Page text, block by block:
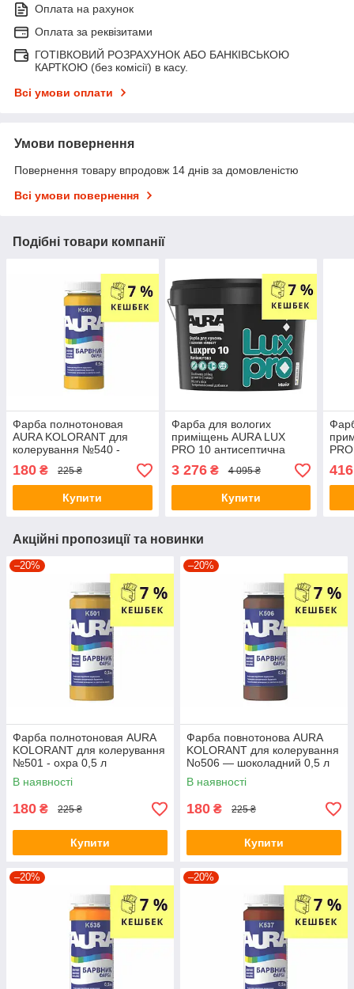
Оплата на рахунок
Оплата за реквізитами
ГОТІВКОВИЙ РОЗРАХУНОК АБО БАНКІВСЬКОЮ
КАРТКОЮ (без комісії) в касу.
Всі умови оплати
Умови повернення
Повернення товару впродовж 14 днів за домовленістю
Всі умови повернення
Подібні товари компанії
Фарба полнотоновая
AURA KOLORANT для
колерування №540 -
золотий 0,5 л
180 ₴ 225 ₴
Купити
Фарба для вологих
приміщень AURA LUX
PRO 10 антисептична
4,75л
3 276₴ 4 095 ₴
Купити
416
Акційні пропозиції та новинки
–20%
Фарба полнотоновая AURA
KOLORANT для колерування
№501 - охра 0,5 л
В наявності
180 ₴ 225 ₴
Купити
–20%
Фарба повнотонова AURA
KOLORANT для колерування
No506 — шоколадний 0,5 л
В наявності
180 ₴ 225 ₴
Купити
–20% –20%